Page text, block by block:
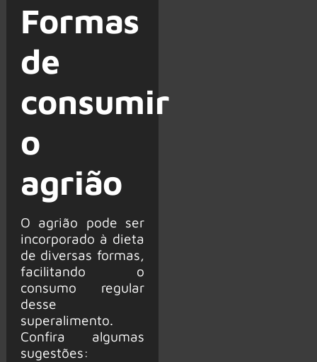
Formas
de
consumir
o
agrião
O agrião pode ser
incorporado à dieta
de diversas formas,
facilitando o
consumo regular
desse
superalimento.
Confira algumas
sugestões: